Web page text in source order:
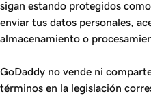
sigan estando protegidos
enviar tus datos personales,
almacenamiento o
GoDaddy no vende ni
términos en la legislación